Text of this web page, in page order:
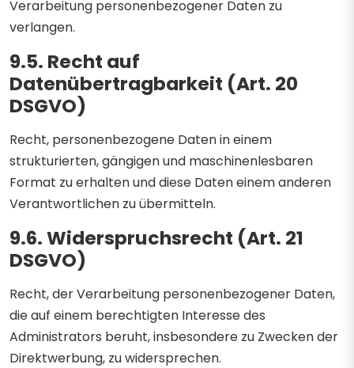
Verarbeitung personenbezogener Daten zu
verlangen.
9.5. Recht auf
Datenübertragbarkeit (Art. 20
DSGVO)
Recht, personenbezogene Daten in einem
strukturierten, gängigen und maschinenlesbaren
Format zu erhalten und diese Daten einem anderen
Verantwortlichen zu übermitteln.
9.6. Widerspruchsrecht (Art. 21
DSGVO)
Recht, der Verarbeitung personenbezogener Daten,
die auf einem berechtigten Interesse des
Administrators beruht, insbesondere zu Zwecken der
Direktwerbung, zu widersprechen.